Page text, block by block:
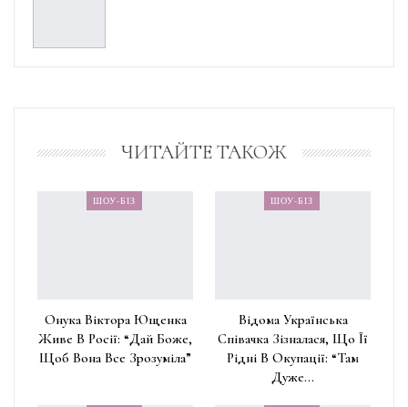
ЧИТАЙТЕ ТАКОЖ
ШОУ-БІЗ
Онука Віктора Ющенка
Живе В Росії: “Дай Боже,
Щоб Вона Все Зрозуміла”
ШОУ-БІЗ
Відома Українська
Співачка Зізналася, Що Її
Рідні В Окупації: “Там
Дуже…